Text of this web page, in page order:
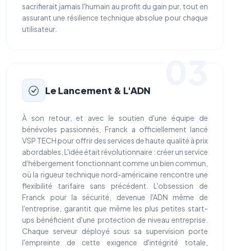
sacrifierait jamais l'humain au profit du gain pur, tout en
assurant une résilience technique absolue pour chaque
utilisateur.
Le Lancement & L'ADN
À son retour, et avec le soutien d'une équipe de
bénévoles passionnés, Franck a officiellement lancé
VSP TECH pour offrir des services de haute qualité à prix
abordables. L'idée était révolutionnaire : créer un service
d'hébergement fonctionnant comme un bien commun,
où la rigueur technique nord-américaine rencontre une
flexibilité tarifaire sans précédent. L'obsession de
Franck pour la sécurité, devenue l'ADN même de
l'entreprise, garantit que même les plus petites start-
ups bénéficient d'une protection de niveau entreprise.
Chaque serveur déployé sous sa supervision porte
l'empreinte de cette exigence d'intégrité totale,